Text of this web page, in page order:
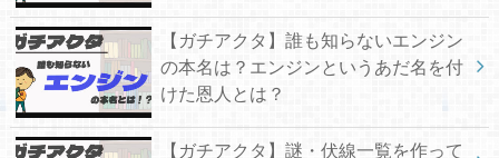
【ガチアクタ】誰も知らないエンジン
の本名は？エンジンというあだ名を付
けた恩人とは？
【ガチアクタ】謎・伏線一覧を作って